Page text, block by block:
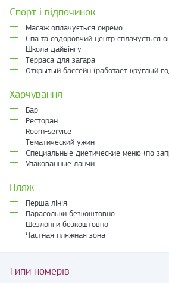
Спорт і відпочинок
Масаж оплачується окремо
Спа та оздоровчий центр сплачується
Школа дайвінгу
Терраса для загара
Открытый бассейн (работает круглый
Харчування
Бар
Ресторан
Room-service
Тематический ужин
Специальные диетические меню (по
Упакованные ланчи
Пляж
Перша лінія
Парасольки безкоштовно
Шезлонги безкоштовно
Частная пляжная зона
Типи номерів